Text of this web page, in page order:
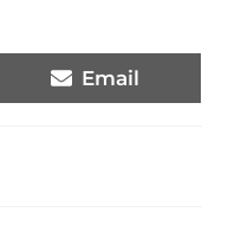
Email